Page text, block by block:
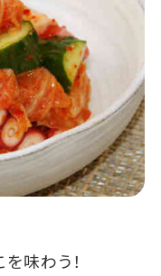
味わう！